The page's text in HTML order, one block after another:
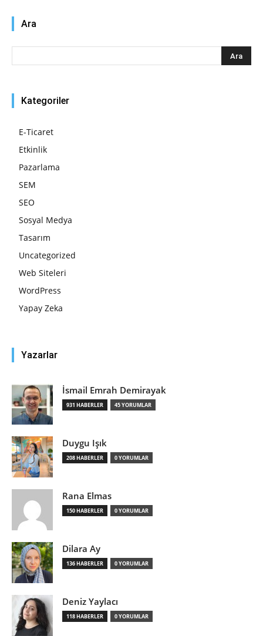
Ara
Kategoriler
E-Ticaret
Etkinlik
Pazarlama
SEM
SEO
Sosyal Medya
Tasarım
Uncategorized
Web Siteleri
WordPress
Yapay Zeka
Yazarlar
İsmail Emrah Demirayak
931 HABERLER 45 YORUMLAR
Duygu Işık
208 HABERLER 0 YORUMLAR
Rana Elmas
150 HABERLER 0 YORUMLAR
Dilara Ay
136 HABERLER 0 YORUMLAR
Deniz Yaylacı
118 HABERLER 0 YORUMLAR